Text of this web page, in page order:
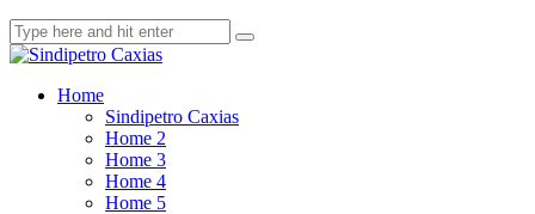
Home
Sindipetro Caxias
Home 2
Home 3
Home 4
Home 5